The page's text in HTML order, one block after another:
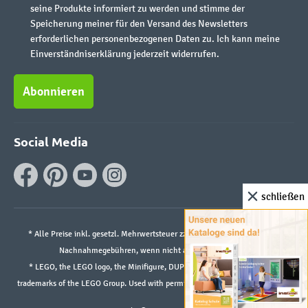
seine Produkte informiert zu werden und stimme der
Speicherung meiner für den Versand des Newsletters
erforderlichen personenbezogenen Daten zu. Ich kann meine
Einverständniserklärung jederzeit widerrufen.
Abonnieren
Social Media
* Alle Preise inkl. gesetzl. Mehrwertsteuer zzgl.Versandkostenund ggf.
Nachnahmegebühren, wenn nicht anders angegeben.
* LEGO, the LEGO logo, the Minifigure, DUPLO, and the SPIKE logo are
trademarks of the LEGO Group. Used with permission. ©2026 The LEGO Group
schließen